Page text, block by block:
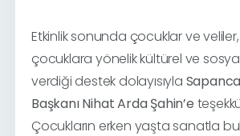
Etkinlik sonunda çocuklar ve
çocuklara yönelik kültürel ve
verdiği destek dolayısıyla
Başkanı Nihat Arda Şahin’e
Çocukların erken yaşta sanatla